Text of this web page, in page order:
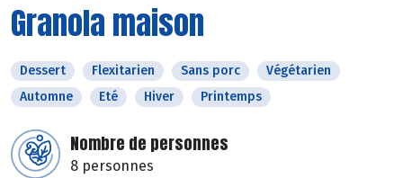
Granola maison
Dessert Flexitarien Sans porc
Végétarien
Automne
Eté Hiver Printemps
Nombre de personnes
8 personnes